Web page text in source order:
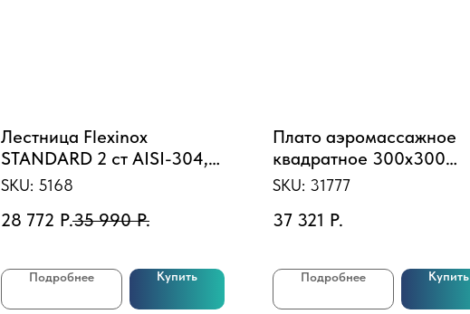
Лестница Flexinox
STANDARD 2 ст AISI-304,
для широкого борта
SKU: 5168
28 772 Р.35 990 Р.
Подробнее Купить
Плато аэромассажное
квадратное 300х300
AISI304, лайнер Россия
SKU: 31777
37 321 Р.
Подробнее Купить